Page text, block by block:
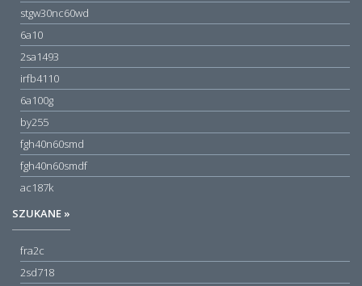
stgw30nc60wd
6a10
2sa1493
irfb4110
6a100g
by255
fgh40n60smd
fgh40n60smdf
ac187k
SZUKANE »
fra2c
2sd718